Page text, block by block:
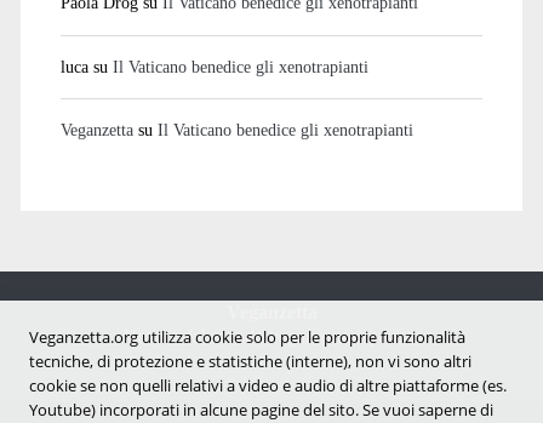
lucasu Il Vaticano benedice gli xenotrapianti
Veganzettasu Il Vaticano benedice gli xenotrapianti
Notizie dal mondo vegan e antispecista
Veganzetta.org utilizza cookie solo per le proprie funzionalità
tecniche, di protezione e statistiche (interne), non vi sono altri
cookie se non quelli relativi a video e audio di altre piattaforme (es.
Youtube) incorporati in alcune pagine del sito. Se vuoi saperne di